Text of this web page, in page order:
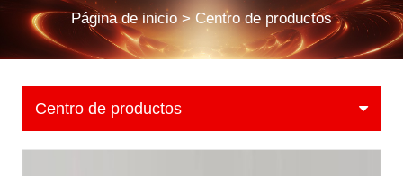
Página de inicio > Centro de productos
Centro de productos